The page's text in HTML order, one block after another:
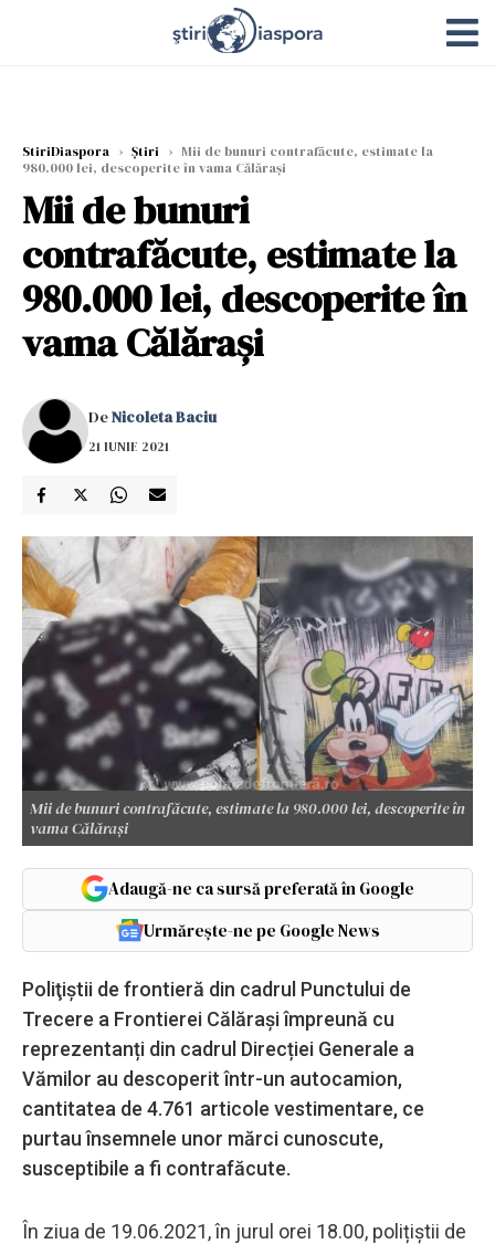
StiriDiaspora › Știri › Mii de bunuri contrafăcute, estimate la
980.000 lei, descoperite în vama Călărași
Mii de bunuri
contrafăcute, estimate la
980.000 lei, descoperite în
vama Călărași
DeNicoleta Baciu
21 IUNIE 2021
Mii de bunuri contrafăcute, estimate la 980.000 lei, descoperite în
vama Călărași
Adaugă-ne ca sursă preferată în Google
Urmărește-ne pe Google News
Poliţiştii de frontieră din cadrul Punctului de
Trecere a Frontierei Călărași împreună cu
reprezentanți din cadrul Direcției Generale a
Vămilor au descoperit într-un autocamion,
cantitatea de 4.761 articole vestimentare, ce
purtau însemnele unor mărci cunoscute,
susceptibile a fi contrafăcute.
În ziua de 19.06.2021, în jurul orei 18.00, polițiștii de